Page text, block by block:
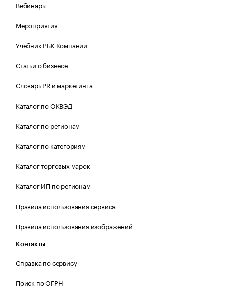
Вебинары
Мероприятия
Учебник РБК Компании
Статьи о бизнесе
Словарь PR и маркетинга
Каталог по ОКВЭД
Каталог по регионам
Каталог по категориям
Каталог торговых марок
Каталог ИП по регионам
Правила использования сервиса
Правила использования изображений
Контакты
Справка по сервису
Поиск по ОГРН